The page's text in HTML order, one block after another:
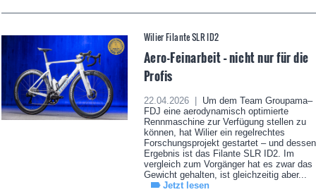
Wilier Filante SLR ID2
Aero-Feinarbeit – nicht nur für die
Profis
22.04.2026 |
Um dem Team Groupama–
FDJ eine aerodynamisch optimierte
Rennmaschine zur Verfügung stellen zu
können, hat Wilier ein regelrechtes
Forschungsprojekt gestartet – und dessen
Ergebnis ist das Filante SLR ID2. Im
vergleich zum Vorgänger hat es zwar das
Gewicht gehalten, ist gleichzeitig aber...
Jetzt lesen